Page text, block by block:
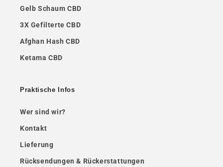
Gelb Schaum CBD
3X Gefilterte CBD
Afghan Hash CBD
Ketama CBD
Praktische Infos
Wer sind wir?
Kontakt
Lieferung
Rücksendungen & Rückerstattungen